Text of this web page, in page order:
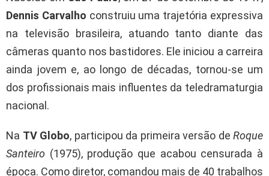
Dennis Carvalho construiu uma trajetória expressiva
na televisão brasileira, atuando tanto diante das
câmeras quanto nos bastidores. Ele iniciou a carreira
ainda jovem e, ao longo de décadas, tornou-se um
dos profissionais mais influentes da teledramaturgia
nacional.
Na TV Globo, participou da primeira versão de Roque
Santeiro (1975), produção que acabou censurada à
época. Como diretor, comandou mais de 40 trabalhos